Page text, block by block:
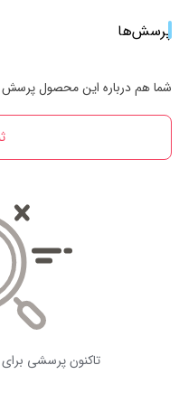
پرسش‌ها
شما هم درباره این محصول پرسش
تاکنون پرسشی